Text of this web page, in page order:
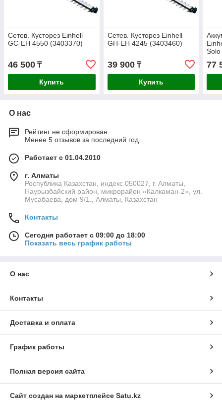
Сетев. Кусторез Einhell
GC-EH 4550 (3403370)
46 500 ₸
Купить
Сетев. Кусторез Einhell
GH-EH 4245 (3403460)
39 900₸
Купить
77
О нас
Рейтинг не сформирован
Менее 5 отзывов за последний год
Работает с 01.04.2010
г. Алматы
Республика Казахстан, индекс 050027, г. Алматы,
Наурызбайский район, микрорайон «Калкаман-2», ул.
Мусабаева, дом 9/1., Алматы, Казахстан
Контакты
Сегодня работает с 09:00 до 18:00
Показать весь график работы
О нас
Контакты
Доставка и оплата
График работы
Полная версия сайта
Сайт создан на маркетплейсе Satu.kz